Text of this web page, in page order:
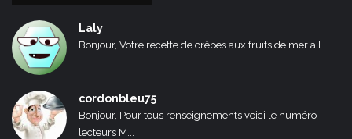
Laly
Bonjour, Votre recette de crêpes aux fruits de mer a l...
cordonbleu75
Bonjour, Pour tous renseignements voici le numéro
lecteurs M...